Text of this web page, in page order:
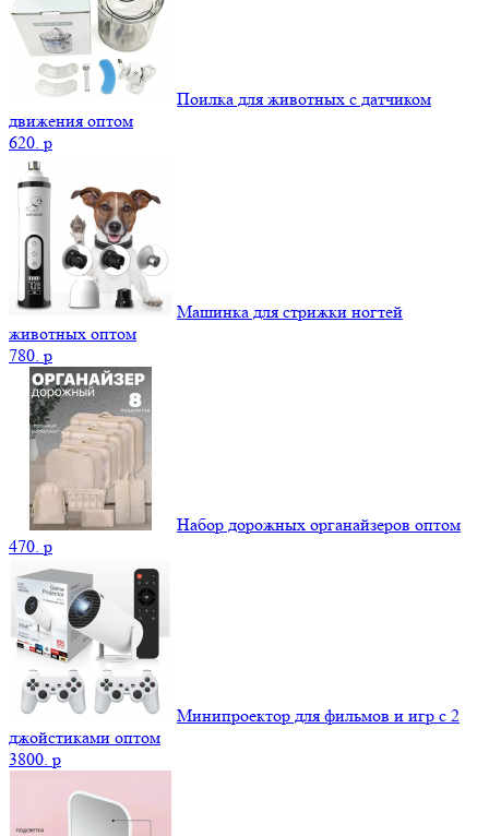
Поилка для животных с датчиком
движения оптом
620. p
Машинка для стрижки ногтей
животных оптом
780. p
Набор дорожных органайзеров оптом
470. p
Минипроектор для фильмов и игр с 2
джойстиками оптом
3800. p